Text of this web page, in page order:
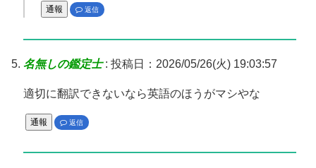
通報 返信
名無しの鑑定士: 投稿日：2026/05/26(火) 19:03:57
適切に翻訳できないなら英語のほうがマシやな
通報 返信